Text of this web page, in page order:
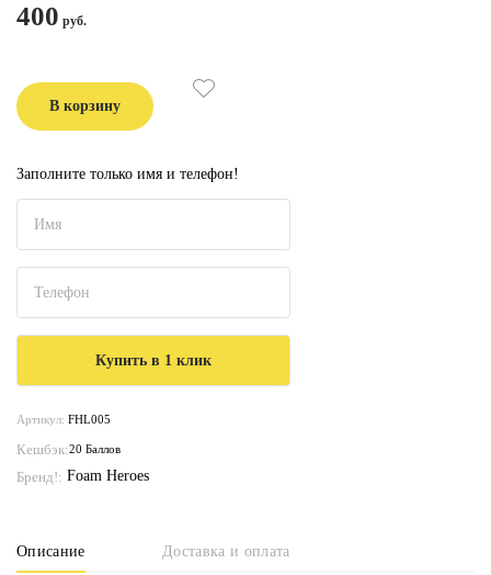
400
В корзину
Заполните только имя и телефон!
Артикул: FHL005
Кешбэк:20 Баллов
Бренд!: Foam Heroes
Описание Доставка и оплата